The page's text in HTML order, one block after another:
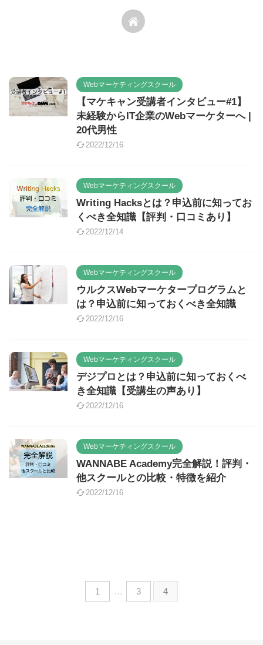
Webマーケティングスクール
【マケキャン受講者インタビュー#1】
未経験からIT企業のWebマーケターへ |
20代男性
2022/12/16
Webマーケティングスクール
Writing Hacksとは？申込前に知ってお
くべき全知識【評判・口コミあり】
2022/12/14
Webマーケティングスクール
ウルクスWebマーケタープログラムと
は？申込前に知っておくべき全知識
2022/12/16
Webマーケティングスクール
デジプロとは？申込前に知っておくべ
き全知識【受講生の声あり】
2022/12/16
Webマーケティングスクール
WANNABE Academy完全解説！評判・
他スクールとの比較・特徴を紹介
2022/12/16
1 … 3 4